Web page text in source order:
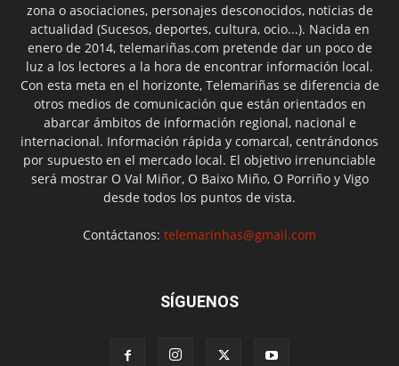
zona o asociaciones, personajes desconocidos, noticias de
actualidad (Sucesos, deportes, cultura, ocio...). Nacida en
enero de 2014, telemariñas.com pretende dar un poco de
luz a los lectores a la hora de encontrar información local.
Con esta meta en el horizonte, Telemariñas se diferencia de
otros medios de comunicación que están orientados en
abarcar ámbitos de información regional, nacional e
internacional. Información rápida y comarcal, centrándonos
por supuesto en el mercado local. El objetivo irrenunciable
será mostrar O Val Miñor, O Baixo Miño, O Porriño y Vigo
desde todos los puntos de vista.
Contáctanos: telemarinhas@gmail.com
SÍGUENOS